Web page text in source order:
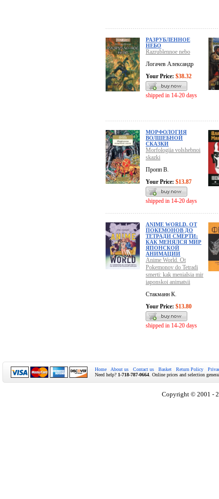
РАЗРУБЛЕННОЕ
НЕБО
Razrublennoe nebo
Логачев Александр
Your Price: $38.32
shipped in 14-20 days
МОРФОЛОГИЯ
ВОЛШЕБНОЙ
СКАЗКИ
Morfologiia volshebnoi
skazki
Пропп В.
Your Price: $13.87
shipped in 14-20 days
ANIME WORLD. ОТ
ПОКЕМОНОВ ДО
ТЕТРАДИ СМЕРТИ:
КАК МЕНЯЛСЯ МИР
ЯПОНСКОЙ
АНИМАЦИИ
Anime World. Ot
Pokemonov do Tetradi
smerti: kak menialsia mir
iaponskoi animatsii
Стакманн К.
Your Price: $13.80
shipped in 14-20 days
Home About us Contact us Basket Return Policy
Need help? 1-718-787-0664 . Online prices and selection
Copyright © 2001 -